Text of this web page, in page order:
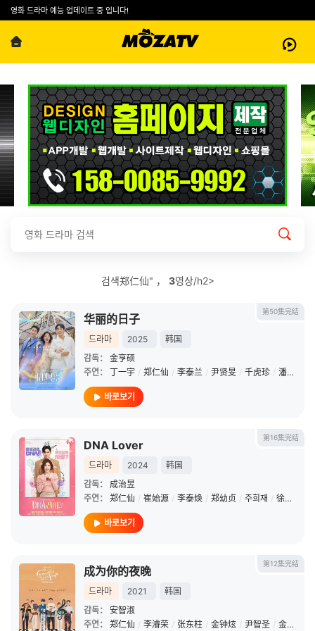
영화 드라마 예능 업데이트 중 입니다!
검색郑仁仙" ， 3영상/h2>
第50集完结
华丽的日子
드라마 2025
韩国
감독：
金亨硕
주연：
丁一宇 / 郑仁仙 / 李泰兰 / 尹贤旻 / 千虎珍 / 潘孝贞
바로보기
第16集完结
DNA Lover
드라마 2024
韩国
감독：
成治昱
주연：
郑仁仙 / 崔始源 / 李泰焕 / 郑幼贞 / 주희재 / 徐智英
바로보기
第12集完结
成为你的夜晚
드라마 2021
韩国
감독：
安智淑
주연：
郑仁仙 / 李濬荣 / 张东柱 / 金钟炫 / 尹智圣 / 金东贤